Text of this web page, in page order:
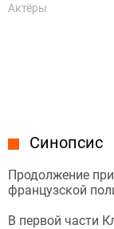
Актёры
Синопсис
Продолжение
французской
В первой части